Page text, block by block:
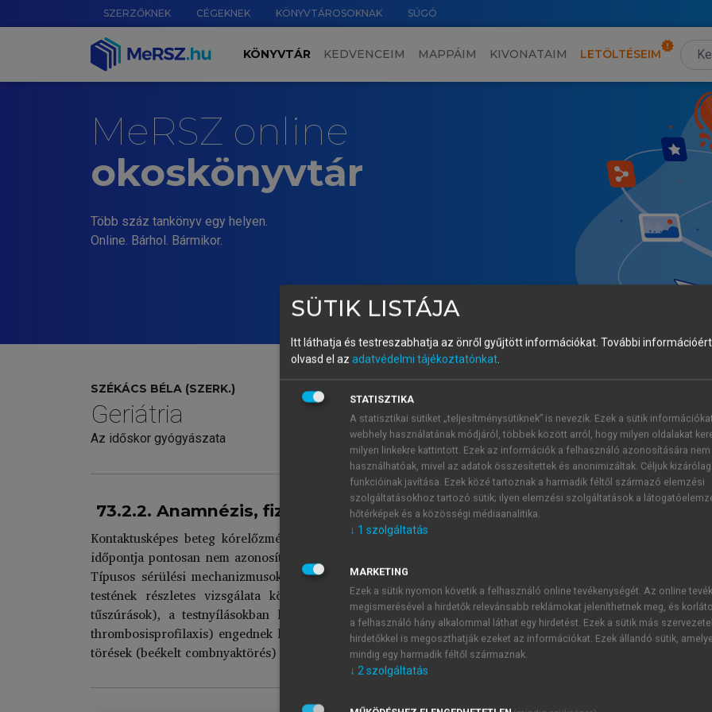
SZERZŐKNEK CÉGEKNEK KÖNYVTÁROSOKNAK SÚGÓ
KÖNYVTÁR KEDVENCEIM MAPPÁIM KIVONATAIM LETÖLTÉSEIM
MeRSZ online
okoskönyvtár
Több száz tankönyv egy helyen.
Online. Bárhol. Bármikor.
SZÉKÁCS BÉLA (SZERK.)
Geriátria
Az időskor gyógyászata
73.2.2. Anamnézis, fizikális vizsgálat
Kontaktusképes beteg kórelőzménye is gyakran kérdéses. Tiszta tudatú betegnél előfordulhat, hogy a
időpontja pontosan nem azonosítható (patológiás csigolya/csípőtáji törések). Amnesiás, zavart,
Típusos sérülési mechanizmusoknál a várható klinikai tüneteket célzottan keressük, sőt negatív
testének részletes vizsgálata kötelező. A külsérelmi nyomok (abrasiók, friss vagy felszívódó
tűszúrások), a testnyílásokban látható váladékok (hallójáratban vér: basistörés), idegentest a sérülés
thrombosisprofilaxis) engednek következtetni. A végtagok mozgásszervi összehasonlító (ellenoldali)
törések (beékelt combnyaktörés) felderítését segíti.
SÜTIK LISTÁJA
Itt láthatja és testreszabhatja az önről gyűjtött információkat. További
olvasd el az adatvédelmi tájékoztatónkat.
STATISZTIKA
A statisztikai sütiket „teljesítménysütiknek” is nevezik. Ezek a sütik
webhely használatának módjáról, többek között arról, hogy milyen oldalakat
milyen linkekre kattintott. Ezek az információk a felhasználó azonosítására nem
használhatóak, mivel az adatok összesítettek és anonimizáltak. Céljuk kizárólag
funkcióinak javítása. Ezek közé tartoznak a harmadik féltől származó elemzési
szolgáltatásokhoz tartozó sütik; ilyen elemzési szolgáltatások a
hőtérképek és a közösségi médiaanalitika.
↓ 1 szolgáltatás
MARKETING
Ezek a sütik nyomon követik a felhasználó online tevékenységét. Az online
megismerésével a hirdetők relevánsabb reklámokat jeleníthetnek meg, és
a felhasználó hány alkalommal láthat egy hirdetést. Ezek a sütik más
hirdetőkkel is megoszthatják ezeket az információkat. Ezek állandó sütik,
mindig egy harmadik féltől származnak.
↓ 2szolgáltatás